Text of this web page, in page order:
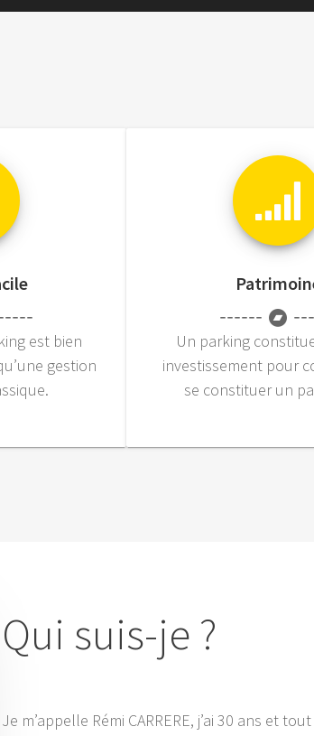
est bien
gestion
Un parking
investissement pour
se constituer un
Qui suis-je ?
Je m’appelle Rémi CARRERE, j’ai 30 ans et